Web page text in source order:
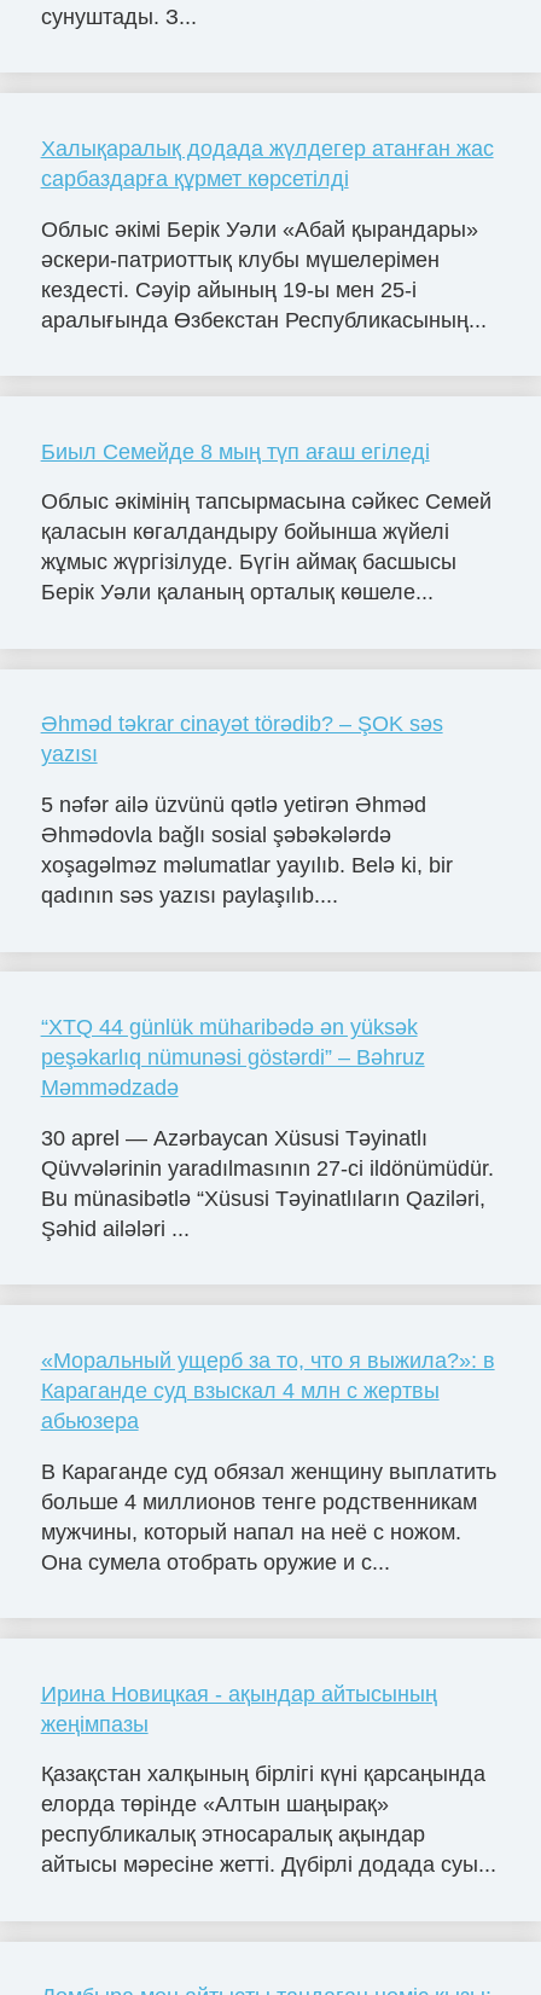
сунуштады. З...
Халықаралық додада жүлдегер атанған жас
сарбаздарға құрмет көрсетілді
Облыс әкімі Берік Уәли «Абай қырандары»
әскери-патриоттық клубы мүшелерімен
кездесті. Сәуір айының 19-ы мен 25-і
аралығында Өзбекстан Республикасының...
Биыл Семейде 8 мың түп ағаш егіледі
Облыс әкімінің тапсырмасына сәйкес Семей
қаласын көгалдандыру бойынша жүйелі
жұмыс жүргізілуде. Бүгін аймақ басшысы
Берік Уәли қаланың орталық көшеле...
Əhməd təkrar cinayət törədib? – ŞOK səs
yazısı
5 nəfər ailə üzvünü qətlə yetirən Əhməd
Əhmədovla bağlı sosial şəbəkələrdə
xoşagəlməz məlumatlar yayılıb. Belə ki, bir
qadının səs yazısı paylaşılıb....
“XTQ 44 günlük müharibədə ən yüksək
peşəkarlıq nümunəsi göstərdi” – Bəhruz
Məmmədzadə
30 aprel — Azərbaycan Xüsusi Təyinatlı
Qüvvələrinin yaradılmasının 27-ci ildönümüdür.
Bu münasibətlə “Xüsusi Təyinatlıların Qaziləri,
Şəhid ailələri ...
«Моральный ущерб за то, что я выжила?»: в
Караганде суд взыскал 4 млн с жертвы
абьюзера
В Караганде суд обязал женщину выплатить
больше 4 миллионов тенге родственникам
мужчины, который напал на неё с ножом.
Она сумела отобрать оружие и с...
Ирина Новицкая - ақындар айтысының
жеңімпазы
Қазақстан халқының бірлігі күні қарсаңында
елорда төрінде «Алтын шаңырақ»
республикалық этносаралық ақындар
айтысы мәресіне жетті. Дүбірлі додада суы...